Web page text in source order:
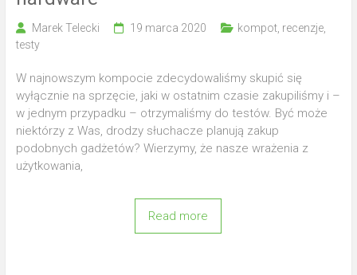
Marek Telecki 19 marca 2020 kompot, recenzje,
testy
W najnowszym kompocie zdecydowaliśmy skupić się
wyłącznie na sprzęcie, jaki w ostatnim czasie zakupiliśmy i –
w jednym przypadku – otrzymaliśmy do testów. Być może
niektórzy z Was, drodzy słuchacze planują zakup
podobnych gadżetów? Wierzymy, że nasze wrażenia z
użytkowania,
Read more